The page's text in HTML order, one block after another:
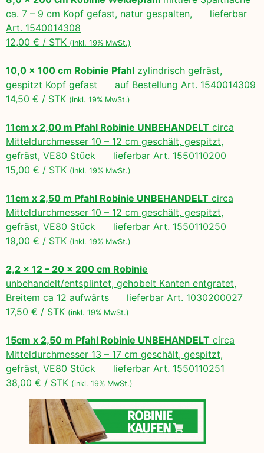
ca. 7 – 9 cm Kopf gefast, natur gespalten, lieferbar
Art. 1540014308
12,00 € / STK (inkl. 19% MwSt.)
10,0 x 100 cm Robinie Pfahl zylindrisch gefräst,
gespitzt Kopf gefast auf Bestellung Art. 1540014309
14,50 € / STK (inkl. 19% MwSt.)
11cm x 2,00 m Pfahl Robinie UNBEHANDELT circa
Mitteldurchmesser 10 – 12 cm geschält, gespitzt,
gefräst, VE80 Stück lieferbar Art. 1550110200
15,00 € / STK (inkl. 19% MwSt.)
11cm x 2,50 m Pfahl Robinie UNBEHANDELT circa
Mitteldurchmesser 10 – 12 cm geschält, gespitzt,
gefräst, VE80 Stück lieferbar Art. 1550110250
19,00 € / STK (inkl. 19% MwSt.)
2,2 x 12 – 20 x 200 cm Robinie
unbehandelt/entsplintet, gehobelt Kanten entgratet,
Breitem ca 12 aufwärts lieferbar Art. 1030200027
17,50 € / STK (inkl. 19% MwSt.)
15cm x 2,50 m Pfahl Robinie UNBEHANDELT circa
Mitteldurchmesser 13 – 17 cm geschält, gespitzt,
gefräst, VE80 Stück lieferbar Art. 1550110251
38,00 € / STK (inkl. 19% MwSt.)